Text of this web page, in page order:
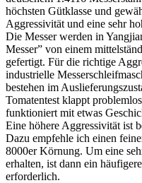
höchsten Gütklasse und
Aggressivität und eine sehr
Die Messer werden in
Messer” von einem
gefertigt. Für die richtige
industrielle
bestehen im
Tomatentest klappt
funktioniert mit etwas
Eine höhere Aggressivität ist
Dazu empfehle ich einen
8000er Körnung. Um eine
erhalten, ist dann ein
erforderlich.